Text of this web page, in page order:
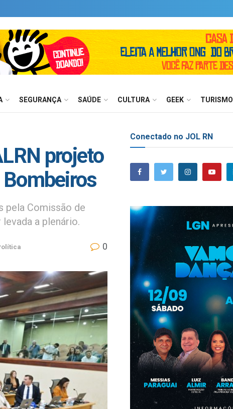
SEGURANÇA SAÚDE CULTURA GEEK TURISMO
projeto
pela Comissão de
a plenário.
0
Conectado no JOL RN